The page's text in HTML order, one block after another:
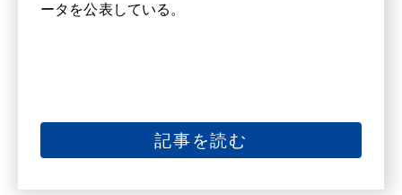
ータを公表している。
記事を読む